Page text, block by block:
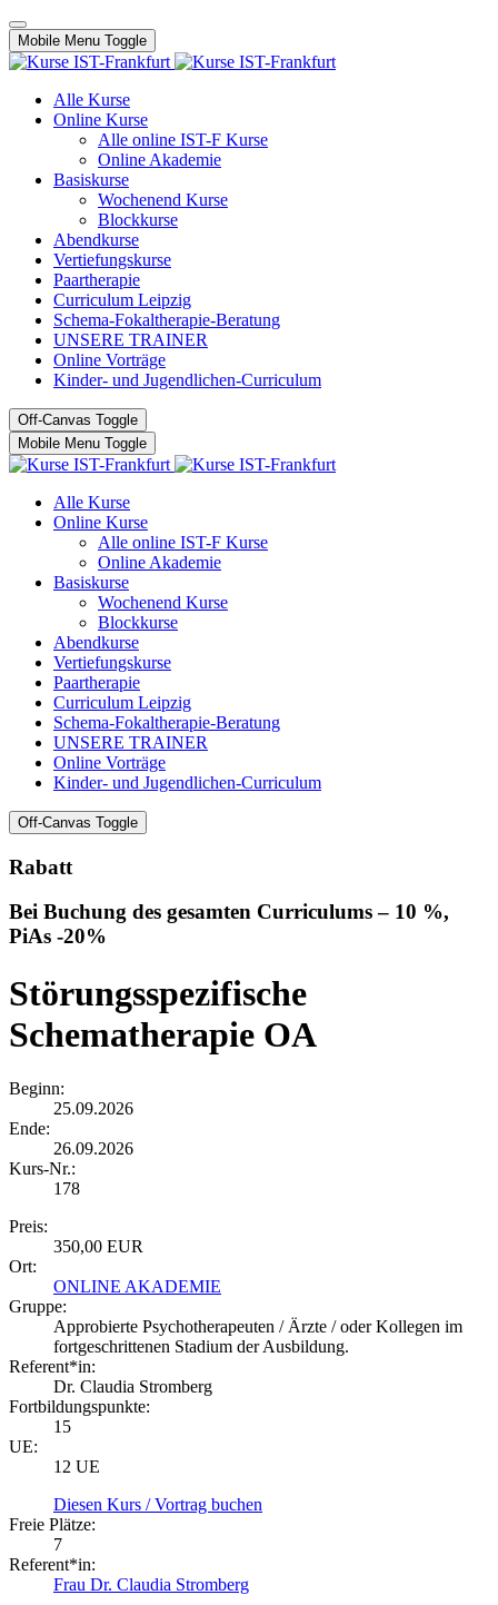
Mobile Menu Toggle
Alle Kurse
Online Kurse
Alle online IST-F Kurse
Online Akademie
Basiskurse
Wochenend Kurse
Blockkurse
Abendkurse
Vertiefungskurse
Paartherapie
Curriculum Leipzig
Schema-Fokaltherapie-Beratung
UNSERE TRAINER
Online Vorträge
Kinder- und Jugendlichen-Curriculum
Off-Canvas Toggle
Mobile Menu Toggle
Alle Kurse
Online Kurse
Alle online IST-F Kurse
Online Akademie
Basiskurse
Wochenend Kurse
Blockkurse
Abendkurse
Vertiefungskurse
Paartherapie
Curriculum Leipzig
Schema-Fokaltherapie-Beratung
UNSERE TRAINER
Online Vorträge
Kinder- und Jugendlichen-Curriculum
Off-Canvas Toggle
Rabatt
Bei Buchung des gesamten Curriculums – 10 %,
PiAs -20%
Störungsspezifische
Schematherapie OA
Beginn:
25.09.2026
Ende:
26.09.2026
Kurs-Nr.:
178
Preis:
350,00 EUR
Ort:
ONLINE AKADEMIE
Gruppe:
Approbierte Psychotherapeuten / Ärzte / oder Kollegen im
fortgeschrittenen Stadium der Ausbildung.
Referent*in:
Dr. Claudia Stromberg
Fortbildungspunkte:
15
UE:
12 UE
Diesen Kurs / Vortrag buchen
Freie Plätze:
7
Referent*in:
Frau Dr. Claudia Stromberg